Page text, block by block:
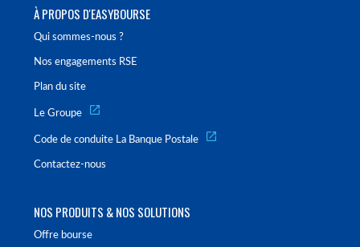
À PROPOS D'EASYBOURSE
Qui sommes-nous ?
Nos engagements RSE
Plan du site
Le Groupe
Code de conduite La Banque Postale
Contactez-nous
NOS PRODUITS & NOS SOLUTIONS
Offre bourse